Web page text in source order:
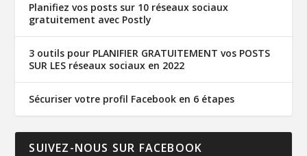
Planifiez vos posts sur 10 réseaux sociaux
gratuitement avec Postly
3 outils pour PLANIFIER GRATUITEMENT vos POSTS
SUR LES réseaux sociaux en 2022
Sécuriser votre profil Facebook en 6 étapes
SUIVEZ-NOUS SUR FACEBOOK